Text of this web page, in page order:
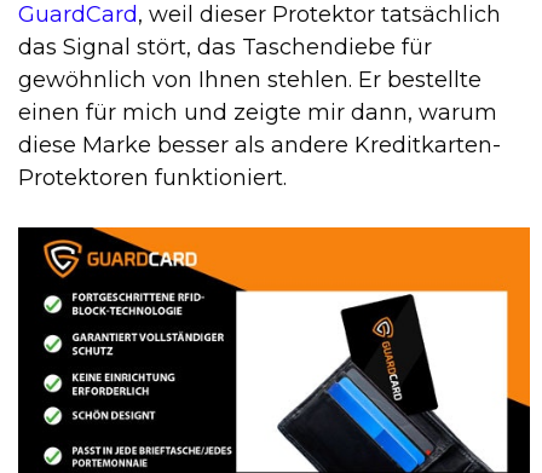
GuardCard, weil dieser Protektor tatsächlich
das Signal stört, das Taschendiebe für
gewöhnlich von Ihnen stehlen. Er bestellte
einen für mich und zeigte mir dann, warum
diese Marke besser als andere Kreditkarten-
Protektoren funktioniert.